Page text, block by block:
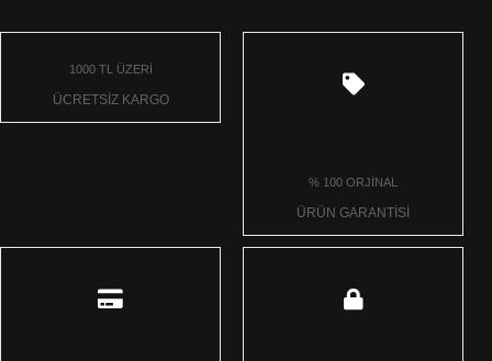
1000 TL ÜZERİ
ÜCRETSİZ KARGO
% 100 ORJİNAL
ÜRÜN GARANTİSİ